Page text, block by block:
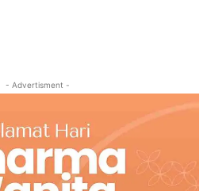
- Advertisment -